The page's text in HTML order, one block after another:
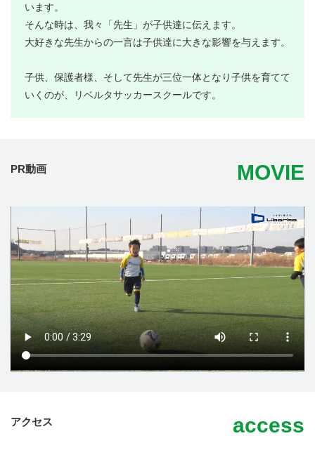
います。
そんな時は、我々「先生」が子供達に伝えます。
大好きな先生からの一言は子供達に大きな影響を与えます。
子供、保護者様、そして先生が三位一体となり子供を育てて
いくのが、リベルタサッカースクールです。
PR動画 MOVIE
アクセス access